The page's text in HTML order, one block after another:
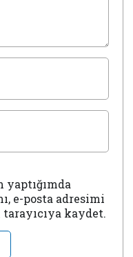
e-posta adresimi
kaydet.